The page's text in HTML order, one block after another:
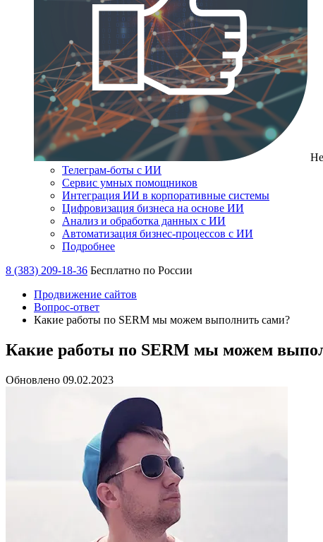
Телеграм-боты с ИИ
Сервис умных помощников
Интеграция ИИ в корпоративные системы
Цифровизация бизнеса на основе ИИ
Анализ и обработка данных с ИИ
Автоматизация бизнес-процессов с ИИ
Подробнее
8 (383) 209-18-36 Бесплатно по России
Продвижение сайтов
Вопрос-ответ
Какие работы по SERM мы можем выполнить сами?
Какие работы по SERM мы можем
Обновлено 09.02.2023